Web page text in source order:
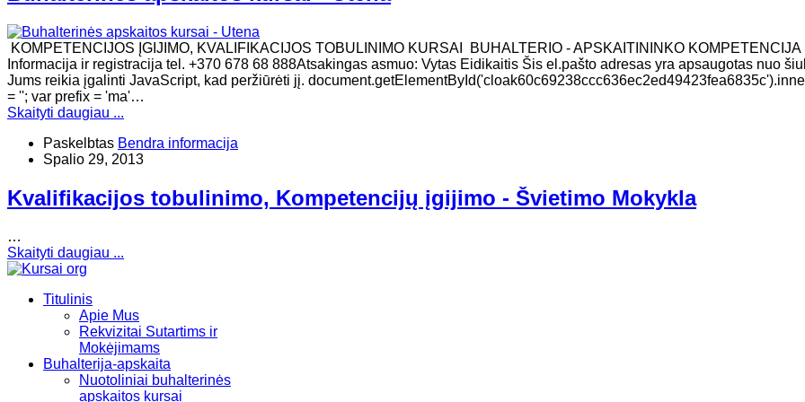
KOMPETENCIJOS ĮGIJIMO, KVALIFIKACIJOS TOBULINIMO KURSAI BUHALTERIO - APSKAITININKO KOMPETENCIJA
Informacija ir registracija tel. +370 678 68 888Atsakingas asmuo: Vytas Eidikaitis Šis el.pašto adresas yra apsaugotas nuo
Jums reikia įgalinti JavaScript, kad peržiūrėti jį.
= ''; var prefix = 'ma'…
Skaityti daugiau ...
Paskelbtas Bendra informacija
Spalio 29, 2013
Kvalifikacijos tobulinimo, Kompetencijų įgijimo - Švietimo Mokykla
…
Skaityti daugiau ...
Titulinis
Apie Mus
Rekvizitai Sutartims ir
Mokėjimams
Buhalterija-apskaita
Nuotoliniai buhalterinės
apskaitos kursai